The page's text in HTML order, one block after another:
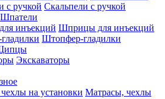
Скальпели с ручкой
Шпатели
Шприцы для инъекций
Штопфер-гладилки
Экскаваторы
Матрасы, чехлы